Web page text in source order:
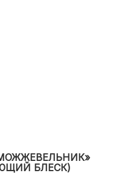
МОЖЖЕВЕЛЬНИК»
БЛЕСК)